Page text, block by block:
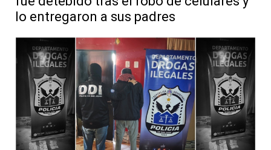
lo entregaron a sus padres